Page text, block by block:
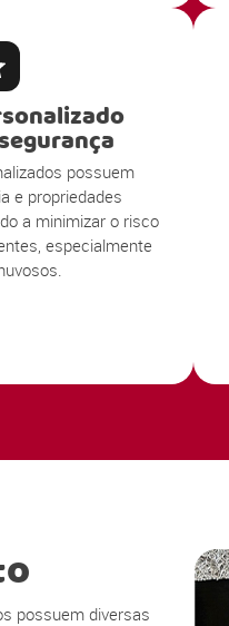
possuem
e propriedades
a minimizar o risco
especialmente
possuem diversas